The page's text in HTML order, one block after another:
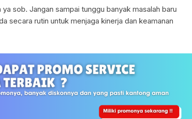
sob. Jangan sampai tunggu banyak masalah baru
secara rutin untuk menjaga kinerja dan keamanan